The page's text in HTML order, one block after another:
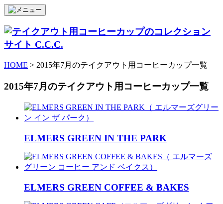
HOME > 2015年7月のテイクアウト用コーヒーカップ一覧
2015年7月のテイクアウト用コーヒーカップ一覧
ELMERS GREEN IN THE PARK
ELMERS GREEN COFFEE & BAKES